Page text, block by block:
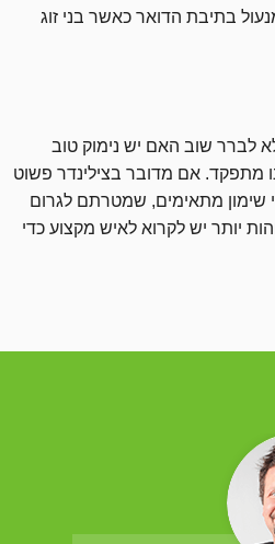
בתיבת הדואר כאשר בני זוג
לברר שוב האם יש נימוק טוב
מתפקד. אם מדובר בצילינדר פשוט
מתאימים, שמטרתם לגרום
יותר יש לקרוא לאיש מקצוע כדי